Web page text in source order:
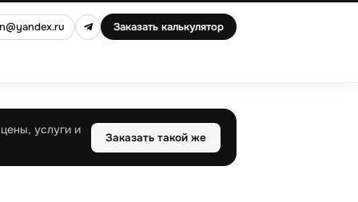
Заказать калькулятор
услуги и
Заказать такой же